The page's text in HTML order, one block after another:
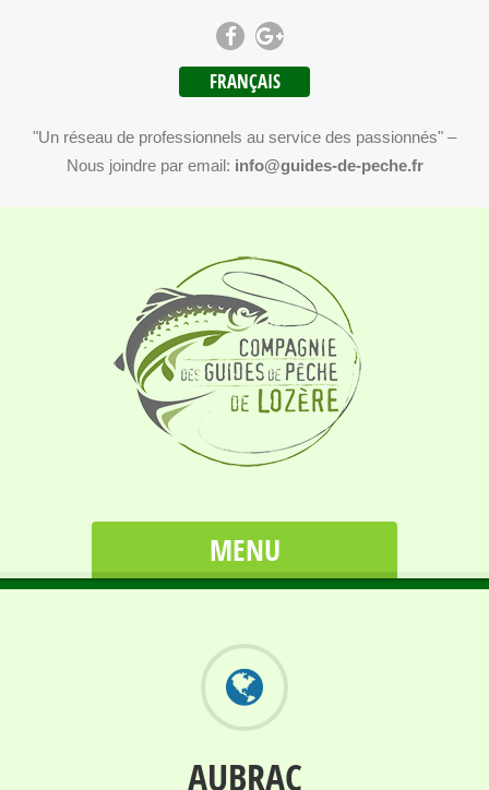
FRANÇAIS
"Un réseau de professionnels au service des passionnés" –
Nous joindre par email: info@guides-de-peche.fr
MENU
AUBRAC